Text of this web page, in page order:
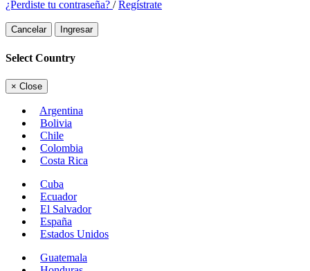
¿Perdiste tu contraseña? /Regístrate
Cancelar Ingresar
Select Country
× Close
Argentina
Bolivia
Chile
Colombia
Costa Rica
Cuba
Ecuador
El Salvador
España
Estados Unidos
Guatemala